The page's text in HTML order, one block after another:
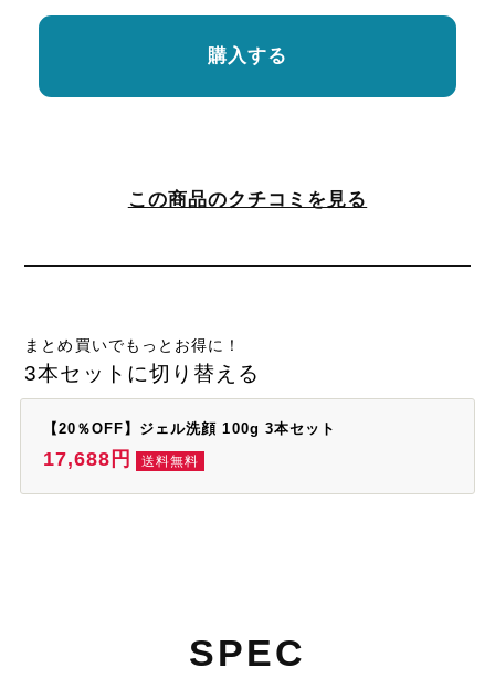
購入する
この商品のクチコミを見る
まとめ買いでもっとお得に！
3本セットに切り替える
【20％OFF】ジェル洗顔 100g 3本セット
17,688円 送料無料
SPEC